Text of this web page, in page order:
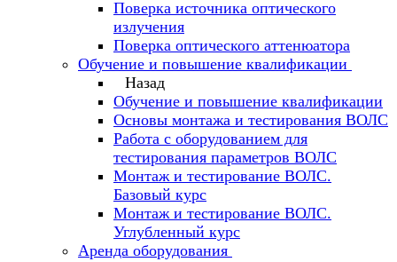
Поверка источника оптического
излучения
Поверка оптического аттенюатора
Обучение и повышение квалификации
Назад
Обучение и повышение квалификации
Основы монтажа и тестирования ВОЛС
Работа с оборудованием для
тестирования параметров ВОЛС
Монтаж и тестирование ВОЛС.
Базовый курс
Монтаж и тестирование ВОЛС.
Углубленный курс
Аренда оборудования